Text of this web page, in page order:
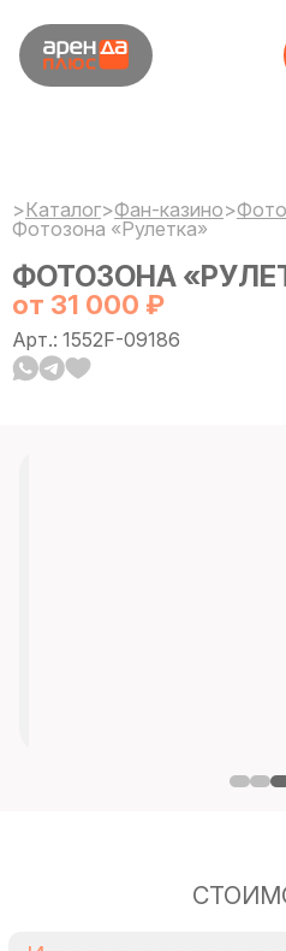
>Каталог>Фан-казино>
Фотозона «Рулетка»
ФОТОЗОНА
от 31 000 ₽
Арт.: 1552F-09186